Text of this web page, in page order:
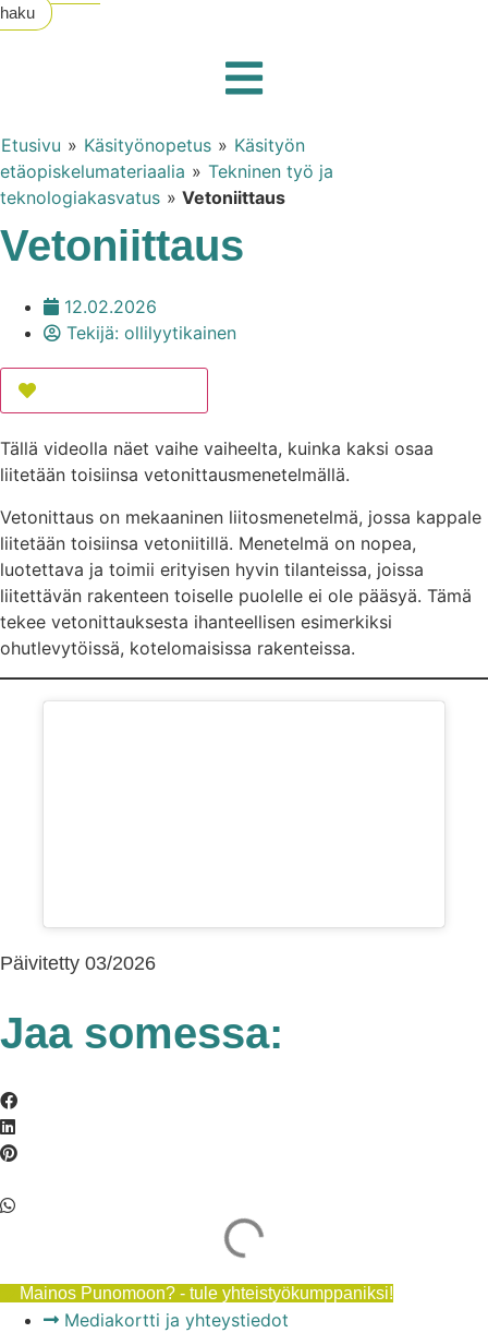
haku
Etusivu » Käsityönopetus » Käsityön
etäopiskelumateriaalia » Tekninen työ ja
teknologiakasvatus » Vetoniittaus
Vetoniittaus
12.02.2026
Tekijä: ollilyytikainen
Tällä videolla näet vaihe vaiheelta, kuinka kaksi osaa
liitetään toisiinsa vetonittausmenetelmällä.
Vetonittaus on mekaaninen liitosmenetelmä, jossa kappale
liitetään toisiinsa vetoniitillä. Menetelmä on nopea,
luotettava ja toimii erityisen hyvin tilanteissa, joissa
liitettävän rakenteen toiselle puolelle ei ole pääsyä. Tämä
tekee vetonittauksesta ihanteellisen esimerkiksi
ohutlevytöissä, kotelomaisissa rakenteissa.
Päivitetty 03/2026
Jaa somessa:
Mainos Punomoon? - tule yhteistyökumppaniksi!
Mediakortti ja yhteystiedot